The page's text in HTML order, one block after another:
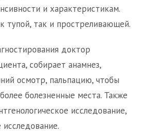
и характеристикам.
тупой, так и простреливающей.
доктор
собирает анамнез,
осмотр, пальпацию, чтобы
болезненные места. Также
исследование,
исследование.